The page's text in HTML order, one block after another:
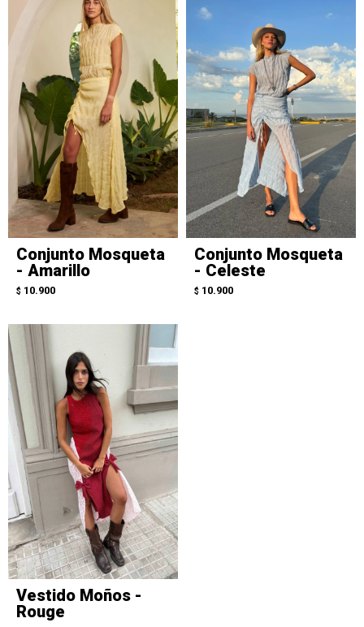
Conjunto Mosqueta
- Amarillo
$ 10.900
Conjunto Mosqueta
- Celeste
$ 10.900
Vestido Moños -
Rouge